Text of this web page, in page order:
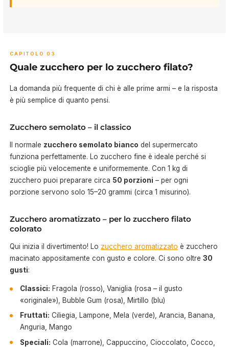
CAPITOLO 03
Quale zucchero per lo zucchero filato?
La domanda più frequente di chi è alle prime armi – e la risposta
è più semplice di quanto pensi.
Zucchero semolato – il classico
Il normale zucchero semolato bianco del supermercato
funziona perfettamente. Lo zucchero fine è ideale perché si
scioglie più velocemente e uniformemente. Con 1 kg di
zucchero puoi preparare circa 50 porzioni – per ogni
porzione servono solo 15–20 grammi (circa 1 misurino).
Zucchero aromatizzato – per lo zucchero filato
colorato
Qui inizia il divertimento! Lo zucchero aromatizzato è zucchero
macinato appositamente con gusto e colore. Ci sono oltre 30
gusti:
Classici: Fragola (rosso), Vaniglia (rosa – il gusto
«originale»), Bubble Gum (rosa), Mirtillo (blu)
Fruttati: Ciliegia, Lampone, Mela (verde), Arancia, Banana,
Anguria, Mango
Speciali: Cola (marrone), Cappuccino, Cioccolato, Cocco,